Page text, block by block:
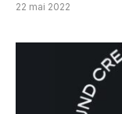
22 mai 2022